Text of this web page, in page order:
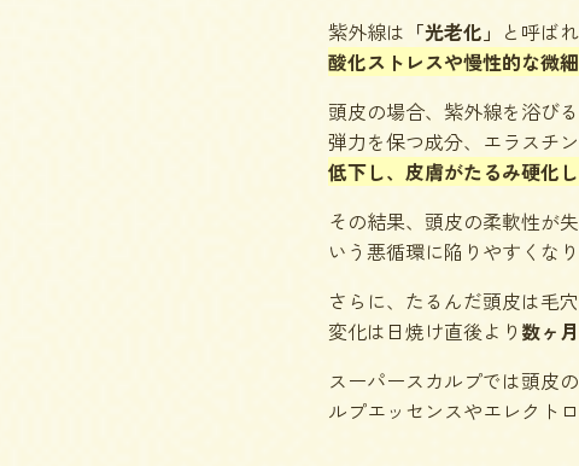
紫外線は 「光老化」 と呼ば
酸化ストレスや慢性的な微
頭皮の場合、紫外線を浴び
弾力を保つ成分、エラスチ
低下し、皮膚がたるみ硬化
その結果、頭皮の柔軟性が
いう悪循環に陥りやすくなり
さらに、たるんだ頭皮は毛
変化は日焼け直後より 数ヶ
スーパースカルプでは頭皮
ルプエッセンスやエレクト